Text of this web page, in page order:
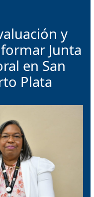
y
Junta
en San
Plata